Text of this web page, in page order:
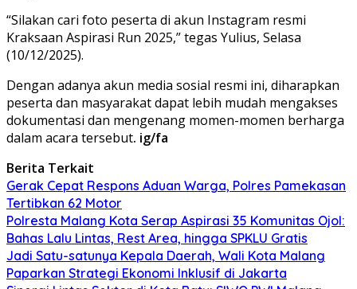
“Silakan cari foto peserta di akun Instagram resmi
Kraksaan Aspirasi Run 2025,” tegas Yulius, Selasa
(10/12/2025).
Dengan adanya akun media sosial resmi ini, diharapkan
peserta dan masyarakat dapat lebih mudah mengakses
dokumentasi dan mengenang momen-momen berharga
dalam acara tersebut. ig/fa
Berita Terkait
Gerak Cepat Respons Aduan Warga, Polres Pamekasan
Tertibkan 62 Motor
Polresta Malang Kota Serap Aspirasi 35 Komunitas Ojol:
Bahas Lalu Lintas, Rest Area, hingga SPKLU Gratis
Jadi Satu-satunya Kepala Daerah, Wali Kota Malang
Paparkan Strategi Ekonomi Inklusif di Jakarta